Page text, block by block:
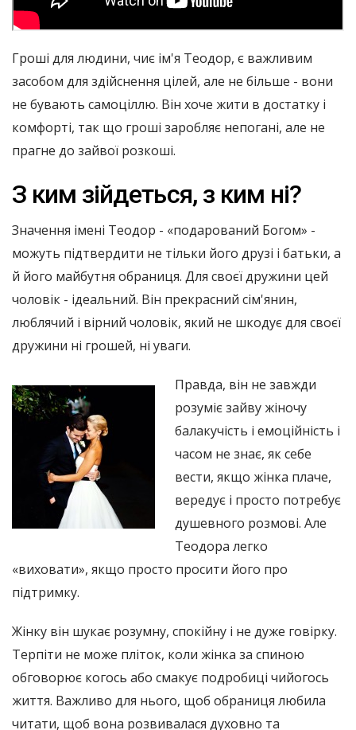
Гроші для людини, чиє ім'я Теодор, є важливим
засобом для здійснення цілей, але не більше - вони
не бувають самоціллю. Він хоче жити в достатку і
комфорті, так що гроші заробляє непогані, але не
прагне до зайвої розкоші.
З ким зійдеться, з ким ні?
Значення імені Теодор - «подарований Богом» -
можуть підтвердити не тільки його друзі і батьки, а
й його майбутня обраниця. Для своєї дружини цей
чоловік - ідеальний. Він прекрасний сім'янин,
люблячий і вірний чоловік, який не шкодує для своєї
дружини ні грошей, ні уваги.
Правда, він не завжди
розуміє зайву жіночу
балакучість і емоційність і
часом не знає, як себе
вести, якщо жінка плаче,
вередує і просто потребує
душевного розмові. Але
Теодора легко
«виховати», якщо просто просити його про
підтримку.
Жінку він шукає розумну, спокійну і не дуже говірку.
Терпіти не може пліток, коли жінка за спиною
обговорює когось або смакує подробиці чийогось
життя. Важливо для нього, щоб обраниця любила
читати, щоб вона розвивалася духовно та